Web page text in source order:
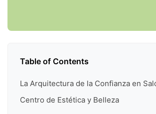
Table of Contents
La Arquitectura de la Confianza en
Centro de Estética y Belleza